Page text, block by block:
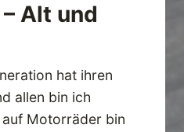
Alt und
hat ihren
allen bin ich
Motorräder bin